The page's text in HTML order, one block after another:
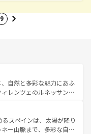
9
自然と多彩な魅力にあふ
レンツェのルネッサンス
景やアマルフィ海岸の絶
観光の合間には、本場の
ア料理を堪能することも
スペインは、太陽が降り
ー山脈まで、多彩な自然